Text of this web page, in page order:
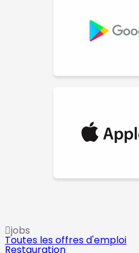
jobs
Toutes les offres d'emploi
Restauration